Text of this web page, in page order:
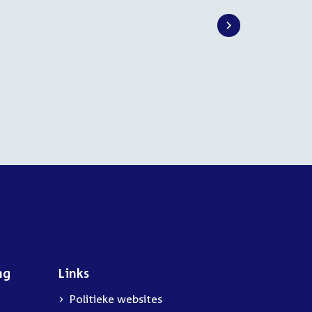
Links
Politieke websites